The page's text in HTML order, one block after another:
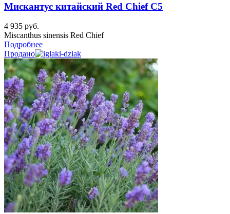
Мискантус китайский Red Chief C5
4 935 руб.
Miscanthus sinensis Red Chief
Подробнее
Продано